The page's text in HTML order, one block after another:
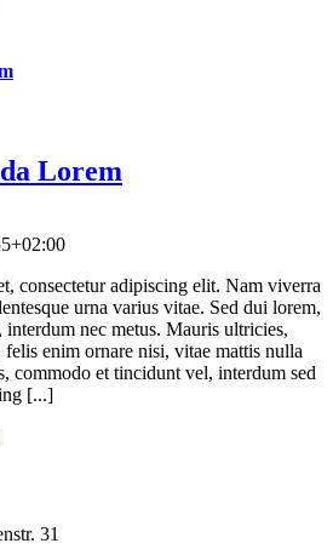
Lorem
consectetur adipiscing elit. Nam viverra
urna varius vitae. Sed dui lorem,
nec metus. Mauris ultricies,
enim ornare nisi, vitae mattis nulla
commodo et tincidunt vel, interdum sed
[...]
31